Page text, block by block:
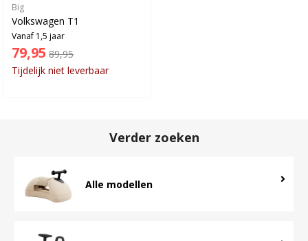
Big
Volkswagen T1
Vanaf 1,5 jaar
79,95 89,95
Tijdelijk niet leverbaar
Verder zoeken
Alle modellen